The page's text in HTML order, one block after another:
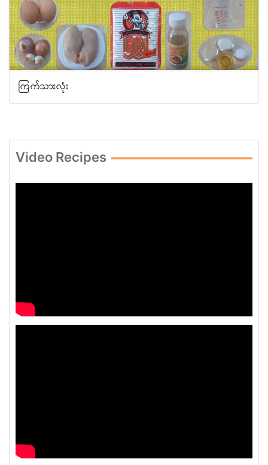
ကြက်သားလုံး
Video Recipes